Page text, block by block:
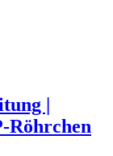
|
Röhrchen